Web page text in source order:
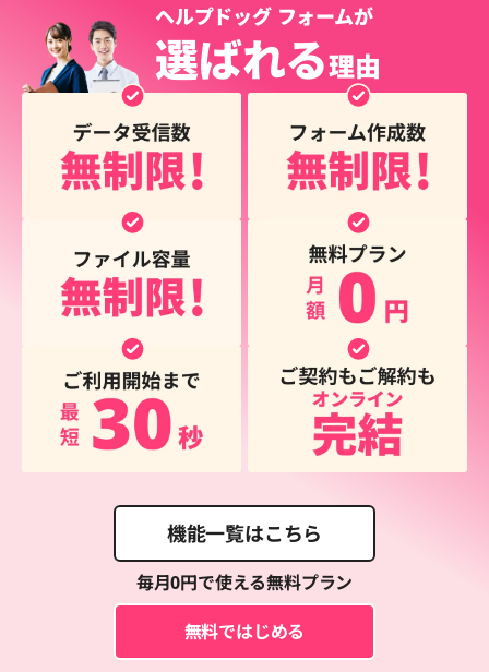
ヘルプドッグ フォームが
選ばれる理由
機能一覧はこちら
毎月0円で使える無料プラン
無料ではじめる